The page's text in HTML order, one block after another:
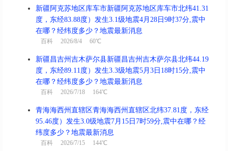
新疆阿克苏地区库车市新疆阿克苏地区库车市北纬41.31
度，东经83.88度）发生3.1级地震4月28日9时37分,震中
在哪？经纬度多少？地震最新消息
百科 2026/8/4 60℃
新疆昌吉州吉木萨尔县新疆昌吉州吉木萨尔县北纬44.19
度，东经89.11度）发生3.3级地震5月3日18时15分,震中
在哪？经纬度多少？地震最新消息
百科 2026/7/18 164℃
青海海西州直辖区青海海西州直辖区北纬37.81度，东经
95.46度）发生3.0级地震7月15日7时59分,震中在哪？经
纬度多少？地震最新消息
百科 2026/7/15 144℃